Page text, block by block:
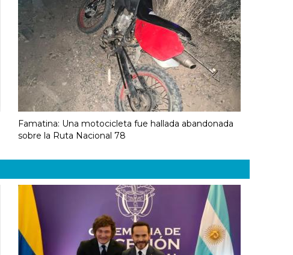
Famatina: Una motocicleta fue hallada abandonada
sobre la Ruta Nacional 78